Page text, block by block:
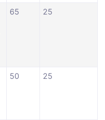
65 25
50 25